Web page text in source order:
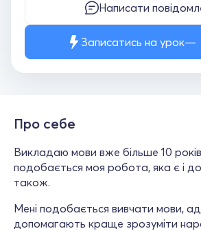
Написати
Записатись на урок
Про себе
Викладаю мови вже більше 10
подобається моя робота, яка є і
також.
Мені подобається вивчати мови,
допомагають краще зрозуміти